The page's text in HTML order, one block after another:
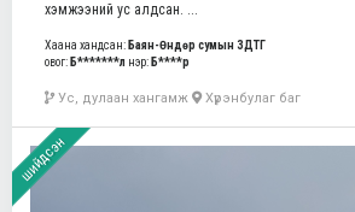
хэмжээний ус алдсан. ...
Хаана хандсан: Баян-Өндөр сумын ЗДТГ
овог: Б*******л нэр: Б****р
Ус, дулаан хангамж Хүрэнбулаг баг
шийдсэн